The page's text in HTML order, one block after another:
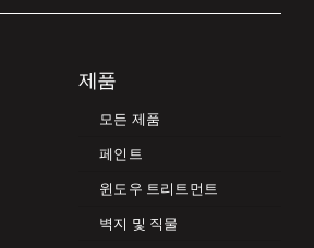
제품
모든 제품
페인트
윈도우 트리트먼트
벽지 및 직물